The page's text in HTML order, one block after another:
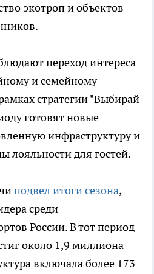
экотроп и объектов
переход интереса
и семейному
стратегии "Выбирай
готовят новые
инфраструктуру и
лояльности для гостей.
подвел итоги сезона,
среди
России. В тот период
около 1,9 миллиона
включала более 173